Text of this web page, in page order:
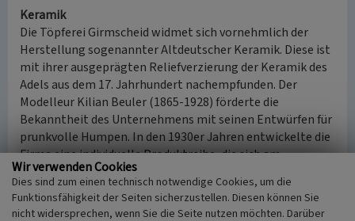
Keramik
Die Töpferei Girmscheid widmet sich vornehmlich der
Herstellung sogenannter Altdeutscher Keramik. Diese ist
mit ihrer ausgeprägten Reliefverzierung der Keramik des
Adels aus dem 17. Jahrhundert nachempfunden. Der
Modelleur Kilian Beuler (1865-1928) förderte die
Bekanntheit des Unternehmens mit seinen Entwürfen für
prunkvolle Humpen. In den 1930er Jahren entwickelte die
Firma eine individuelle Produktreihe, die sich am
Historismus orientierte. Da Keramik dieses Stils nur von
der Töpferei Girmscheid produziert wurde, stellen diese
Produkte heute begehrte Sammlerstücke dar. In den
Wir verwenden Cookies
Dies sind zum einen technisch notwendige Cookies, um die
Funktionsfähigkeit der Seiten sicherzustellen. Diesen können Sie
nicht widersprechen, wenn Sie die Seite nutzen möchten. Darüber